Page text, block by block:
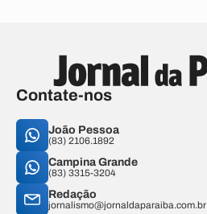
Contate-nos
João Pessoa
(83) 2106.1892
Campina Grande
(83) 3315-3204
Redação
jornalismo@jornaldaparaiba.com.br